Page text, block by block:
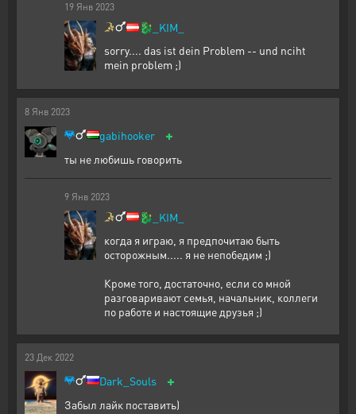
19 Янв 2023
🐉 _KIM_
sorry.... das ist dein Problem -- und nciht
mein problem ;)
8 Янв 2023
gabihooker +
ты не любишь говорить
9 Янв 2023
🐉 _KIM_
когда я играю, я предпочитаю быть
осторожным..... я не непобедим ;)
Кроме того, достаточно, если со мной
разговаривают семья, начальник, коллеги
по работе и настоящие друзья ;)
23 Дек 2022
Dark_Souls +
Забыл лайк поставить)